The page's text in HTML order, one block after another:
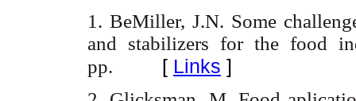
1. BeMiller, J.N. Some
and stabilizers for the food
pp.
[ Links ]